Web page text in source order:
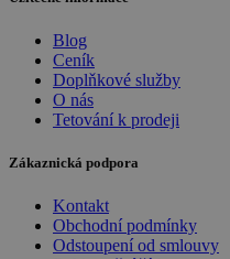
Blog
Ceník
Doplňkové služby
O nás
Tetování k prodeji
Zákaznická podpora
Kontakt
Obchodní podmínky
Odstoupení od smlouvy